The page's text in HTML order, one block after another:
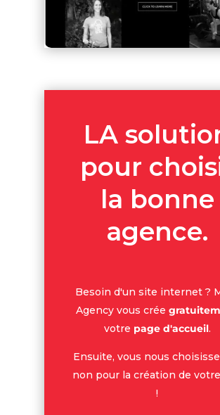
LA
pour
la bonne
agence.
Besoin d'un site internet ?
Agency vous crée
votre page d'accueil.
Ensuite, vous nous
non pour la création de
!